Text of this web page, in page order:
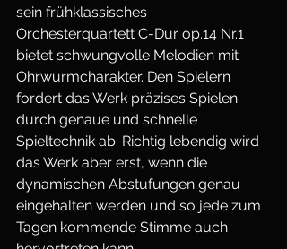
sein frühklassisches
Orchesterquartett C-Dur op.14 Nr.1
bietet schwungvolle Melodien mit
Ohrwurmcharakter. Den Spielern
fordert das Werk präzises Spielen
durch genaue und schnelle
Spieltechnik ab. Richtig lebendig wird
das Werk aber erst, wenn die
dynamischen Abstufungen genau
eingehalten werden und so jede zum
Tagen kommende Stimme auch